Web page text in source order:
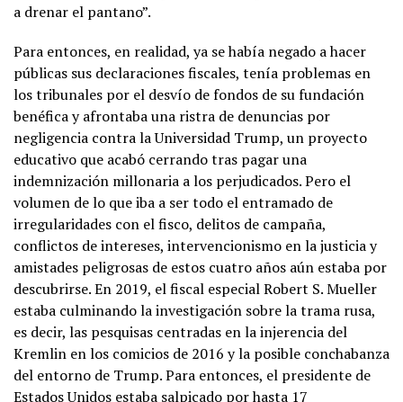
a drenar el pantano”.
Para entonces, en realidad, ya se había negado a hacer
públicas sus declaraciones fiscales, tenía problemas en
los tribunales por el desvío de fondos de su fundación
benéfica y afrontaba una ristra de denuncias por
negligencia contra la Universidad Trump, un proyecto
educativo que acabó cerrando tras pagar una
indemnización millonaria a los perjudicados. Pero el
volumen de lo que iba a ser todo el entramado de
irregularidades con el fisco, delitos de campaña,
conflictos de intereses, intervencionismo en la justicia y
amistades peligrosas de estos cuatro años aún estaba por
descubrirse. En 2019, el fiscal especial Robert S. Mueller
estaba culminando la investigación sobre la trama rusa,
es decir, las pesquisas centradas en la injerencia del
Kremlin en los comicios de 2016 y la posible conchabanza
del entorno de Trump. Para entonces, el presidente de
Estados Unidos estaba salpicado por hasta 17